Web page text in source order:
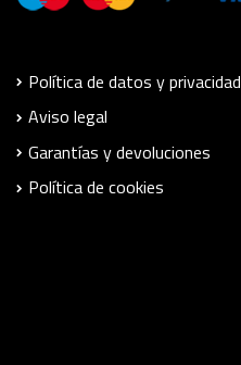
Política de datos y privacidad
Aviso legal
Garantías y devoluciones
Política de cookies